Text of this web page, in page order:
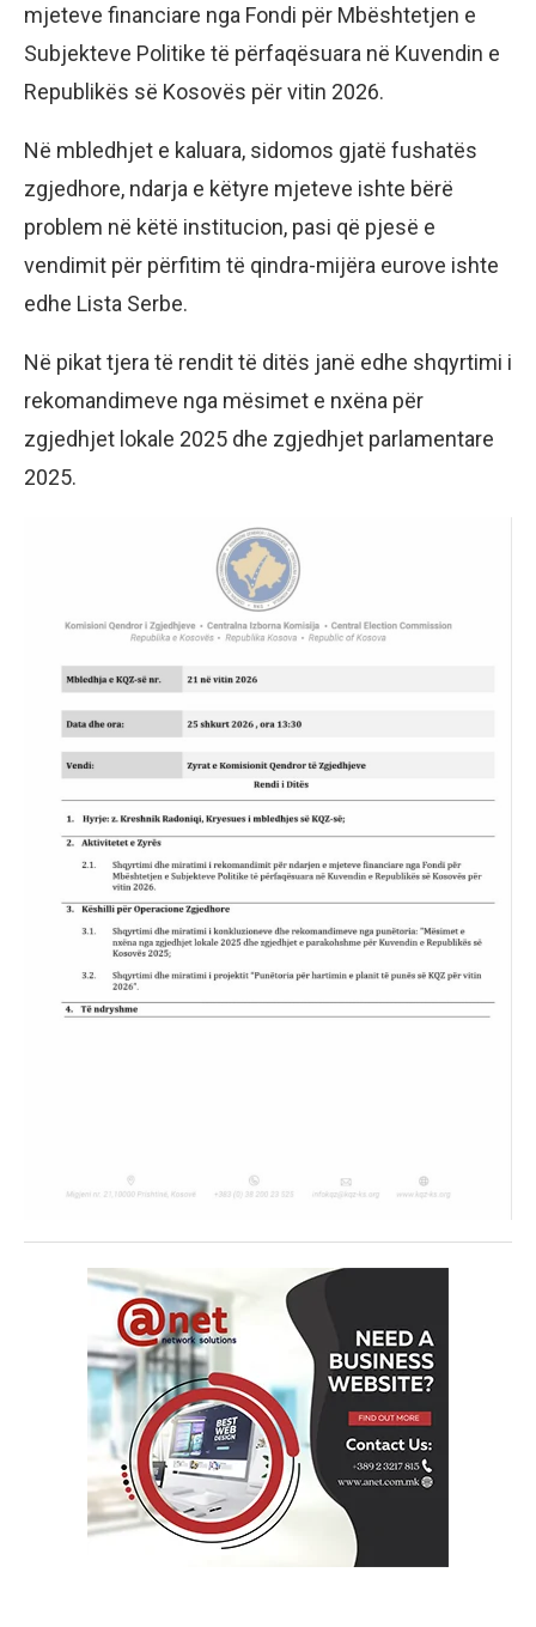
mjeteve financiare nga Fondi për Mbështetjen e
Subjekteve Politike të përfaqësuara në Kuvendin e
Republikës së Kosovës për vitin 2026.
Në mbledhjet e kaluara, sidomos gjatë fushatës
zgjedhore, ndarja e këtyre mjeteve ishte bërë
problem në këtë institucion, pasi që pjesë e
vendimit për përfitim të qindra-mijëra eurove ishte
edhe Lista Serbe.
Në pikat tjera të rendit të ditës janë edhe shqyrtimi i
rekomandimeve nga mësimet e nxëna për
zgjedhjet lokale 2025 dhe zgjedhjet parlamentare
2025.